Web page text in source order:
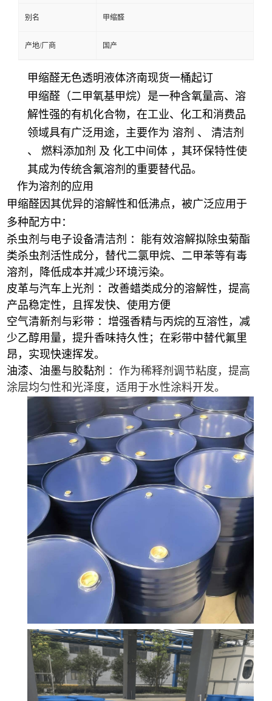
别名 甲缩醛
产地/厂商 国产
甲缩醛无色透明液体济南现货一桶起订
甲缩醛（二甲氧基甲烷）是一种含氧量高、溶
解性强的有机化合物，在工业、化工和消费品
领域具有广泛用途，主要作为 溶剂 、 清洁剂
、 燃料添加剂 及 化工中间体 ，其环保特性使
其成为传统含氟溶剂的重要替代品。
作为溶剂的应用
甲缩醛因其优异的溶解性和低沸点，被广泛应用于
多种配方中：
杀虫剂与电子设备清洁剂 ：能有效溶解拟除虫菊酯
类杀虫剂活性成分，替代二氯甲烷、二甲苯等有毒
溶剂，降低成本并减少环境污染。
皮革与汽车上光剂 ：改善蜡类成分的溶解性，提高
产品稳定性，且挥发快、使用方便
空气清新剂与彩带 ：增强香精与丙烷的互溶性，减
少乙醇用量，提升香味持久性；在彩带中替代氟里
昂，实现快速挥发。
油漆、 油墨与胶黏剂 ：作为稀释剂调节粘度，提高
涂层均匀性和光泽度，适用于水性涂料开发。